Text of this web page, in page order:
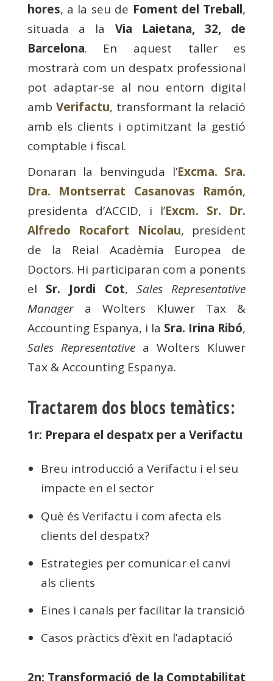
hores, a la seu de Foment del Treball,
situada a la Via Laietana, 32, de
Barcelona. En aquest taller es
mostrarà com un despatx professional
pot adaptar-se al nou entorn digital
amb Verifactu, transformant la relació
amb els clients i optimitzant la gestió
comptable i fiscal.
Donaran la benvinguda l’Excma. Sra.
Dra. Montserrat Casanovas Ramón,
presidenta d’ACCID, i l’Excm. Sr. Dr.
Alfredo Rocafort Nicolau, president
de la Reial Acadèmia Europea de
Doctors. Hi participaran com a ponents
el Sr. Jordi Cot, Sales Representative
Managera Wolters Kluwer Tax &
Accounting Espanya, i la Sra. Irina Ribó,
Sales Representativea Wolters Kluwer
Tax & Accounting Espanya.
Tractarem dos blocs temàtics:
1r: Prepara el despatx per a Verifactu
Breu introducció a Verifactu i el seu
impacte en el sector
Què és Verifactu i com afecta els
clients del despatx?
Estrategies per comunicar el canvi
als clients
Eines i canals per facilitar la transició
Casos pràctics d’èxit en l’adaptació
2n: Transformació de la Comptabilitat